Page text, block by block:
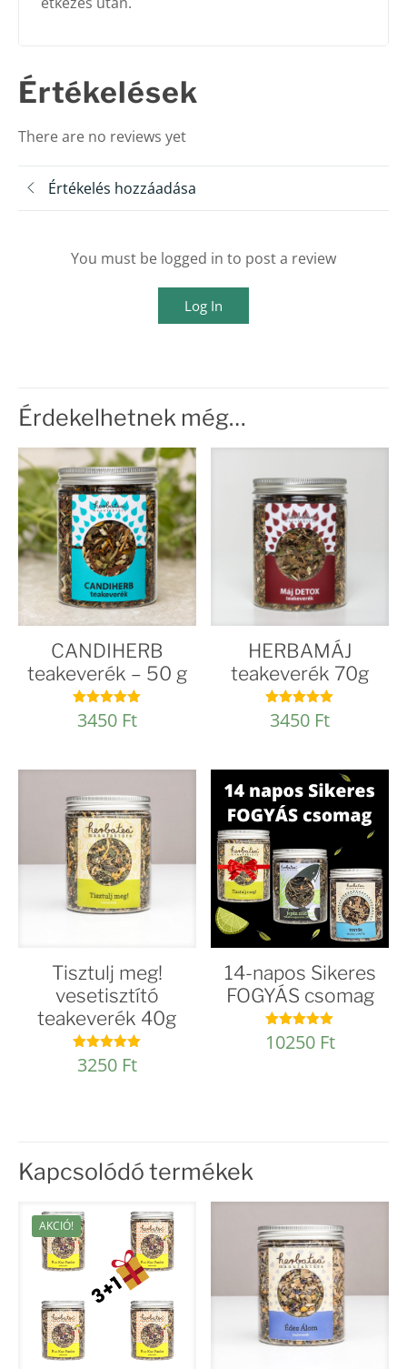
Értékelések
There are no reviews yet
Értékelés hozzáadása
You must be logged in to post a review
Log In
Érdekelhetnek még…
CANDIHERB
teakeverék – 50 g
Értékelés:
4.93
3450 Ft
HERBAMÁJ
teakeverék 70g
Értékelés:
4.92
3450 Ft
Tisztulj meg!
vesetisztító
teakeverék 40g
Értékelés:
4.95
3250 Ft
14-napos Sikeres
FOGYÁS csomag
Értékelés:
4.93
10250 Ft
Kapcsolódó termékek
AKCIÓ!